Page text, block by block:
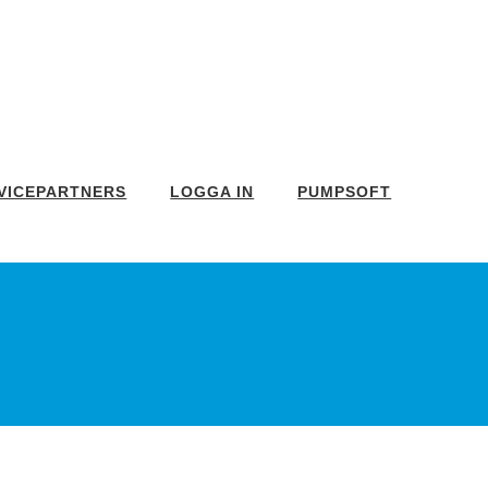
LOGGA IN PUMPSOFT